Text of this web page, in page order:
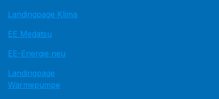
Landingpage Klima
EE Medatsu
EE-Energie neu
Landingpage
Wärmepumpe